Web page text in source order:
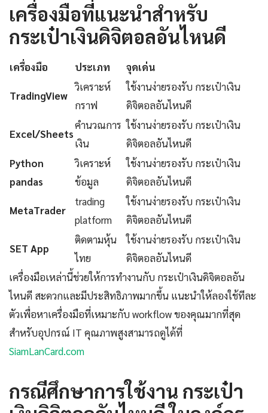
เครื่องมือที่แนะนำสำหรับ
กระเป๋าเงินดิจิตอลอันไหนดี
เครื่องมือ ประเภท จุดเด่น
TradingView
วิเคราะห์
กราฟ
ใช้งานง่ายรองรับ กระเป๋าเงิน
ดิจิตอลอันไหนดี
Excel/Sheets
คำนวณการ
เงิน
ใช้งานง่ายรองรับ กระเป๋าเงิน
ดิจิตอลอันไหนดี
Python
pandas
วิเคราะห์
ข้อมูล
ใช้งานง่ายรองรับ กระเป๋าเงิน
ดิจิตอลอันไหนดี
MetaTrader
trading
platform
ใช้งานง่ายรองรับ กระเป๋าเงิน
ดิจิตอลอันไหนดี
SET App
ติดตามหุ้น
ไทย
ใช้งานง่ายรองรับ กระเป๋าเงิน
ดิจิตอลอันไหนดี
เครื่องมือเหล่านี้ช่วยให้การทำงานกับ กระเป๋าเงินดิจิตอลอัน
ไหนดี สะดวกและมีประสิทธิภาพมากขึ้น แนะนำให้ลองใช้ทีละ
ตัวเพื่อหาเครื่องมือที่เหมาะกับ workflow ของคุณมากที่สุด
สำหรับอุปกรณ์ IT คุณภาพสูงสามารถดูได้ที่
SiamLanCard.com
กรณีศึกษาการใช้งาน กระเป๋า